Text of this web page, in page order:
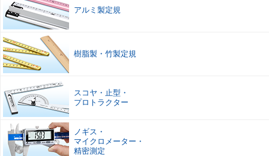
アルミ製定規
樹脂製 ・ 竹製定規
スコヤ ・ 止型 ・
プロトラクター
ノギス ・
マイクロメーター ・
精密測定